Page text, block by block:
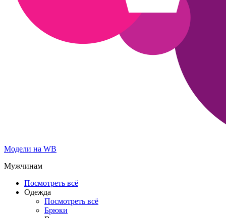
Модели на WB
Мужчинам
Посмотреть всё
Одежда
Посмотреть всё
Брюки